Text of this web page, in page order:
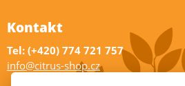
Kontakt
Tel: (+420) 774 721 757
info@citrus-shop.cz